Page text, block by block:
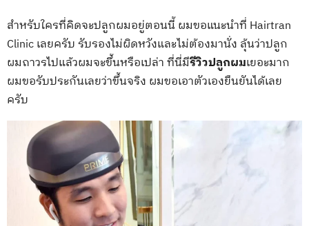
สำหรับใครที่คิดจะปลูกผมอยู่ตอนนี้ ผมขอแนะนำที่ Hairtran
Clinic เลยครับ รับรองไม่ผิดหวังและไม่ต้องมานั่ง ลุ้นว่าปลูก
ผมถาวรไปแล้วผมจะขึ้นหรือเปล่า ที่นี่มีรีวิวปลูกผมเยอะมาก
ผมขอรับประกันเลยว่าขึ้นจริง ผมขอเอาตัวเองยืนยันได้เลย
ครับ